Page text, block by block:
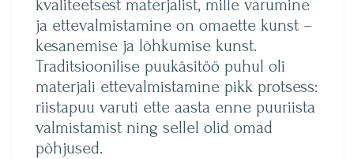
kvaliteetsest materjalist, mille varumine
ja ettevalmistamine on omaette kunst –
kesanemise ja lõhkumise kunst.
Traditsioonilise puukäsitöö puhul oli
materjali ettevalmistamine pikk protsess:
riistapuu varuti ette aasta enne puuriista
valmistamist ning sellel olid omad
põhjused.